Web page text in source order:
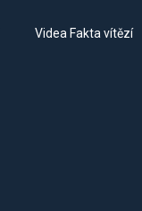
Videa Fakta vítězí